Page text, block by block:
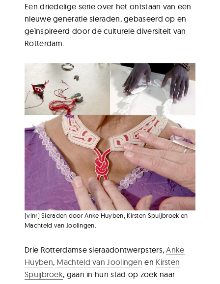
Een driedelige serie over het ontstaan van een
nieuwe generatie sieraden, gebaseerd op en
geïnspireerd door de culturele diversiteit van
Rotterdam.
(vlnr) Sieraden door Anke Huyben, Kirsten Spuijbroek en
Machteld van Joolingen.
Drie Rotterdamse sieraadontwerpsters,Anke
Huyben, Machteld van Joolingen en Kirsten
Spuijbroek, gaan in hun stad op zoek naar